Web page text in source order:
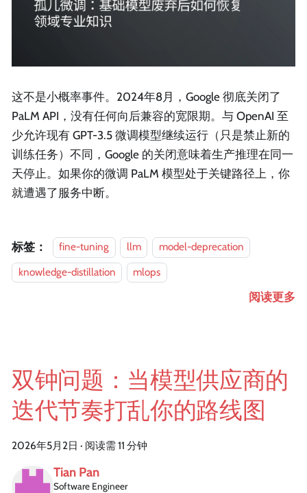
这不是小概率事件。2024年8月，Google 彻底关闭了
PaLM API，没有任何向后兼容的宽限期。与 OpenAI 至
少允许现有 GPT-3.5 微调模型继续运行（只是禁止新的
训练任务）不同，Google 的关闭意味着生产推理在同一
天停止。如果你的微调 PaLM 模型处于关键路径上，你
就遭遇了服务中断。
标签： fine-tuning llm
model-deprecation
knowledge-distillation
mlops
阅读更多
双钟问题：当模型供应商的
迭代节奏打乱你的路线图
2026年5月2日 · 阅读需 11 分钟
Tian Pan
Software Engineer